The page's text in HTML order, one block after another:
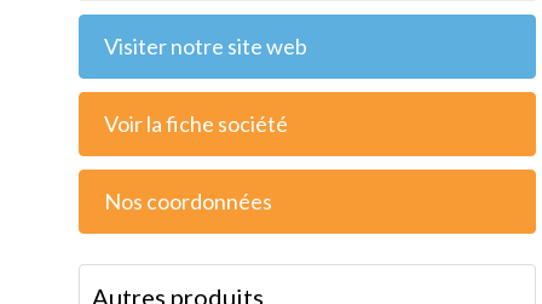
Visiter notre site web
Voir la fiche société
Nos coordonnées
Autres produits